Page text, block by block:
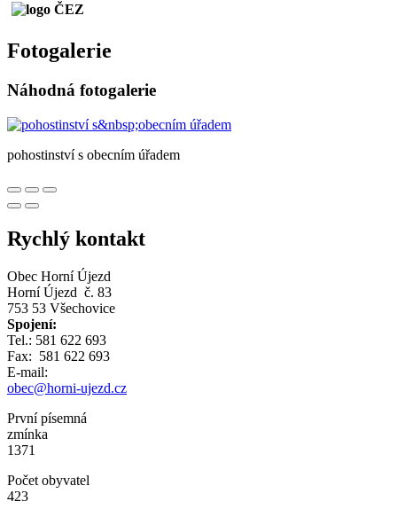
Fotogalerie
Náhodná fotogalerie
pohostinství s obecním úřadem
Rychlý kontakt
Obec Horní Újezd
Horní Újezd č. 83
753 53 Všechovice
Spojení:
Tel.: 581 622 693
Fax: 581 622 693
E-mail:
obec@horni-ujezd.cz
První písemná
zmínka
1371
Počet obyvatel
423